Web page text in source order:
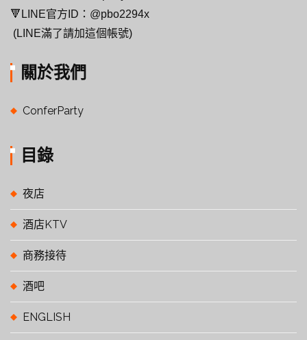
🔻LINE官方ID：@pbo2294x
(LINE滿了請加這個帳號)
關於我們
ConferParty
目錄
夜店
酒店KTV
商務接待
酒吧
ENGLISH